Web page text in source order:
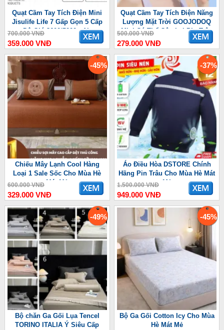
Quạt Cầm Tay Tích Điện Mini
Jisulife Life 7 Gấp Gọn 5 Cấp
Độ Gió 3600/5000mAh
700.000 VNĐ
359.000 VNĐ
Quạt Cầm Tay Tích Điện Năng
Lượng Mặt Trời GOOJODOQ
Mini Có Thể Gập Lại Pin Trâu
3600 mAh
500.000 VNĐ
279.000 VNĐ
-45%
Chiếu Mây Lạnh Cool Hàng
Loại 1 Sale Sốc Cho Mùa Hè
Mát Mẻ
600.000 VNĐ
329.000 VNĐ
-37%
Áo Điều Hòa DSTORE Chính
Hãng Pin Trâu Cho Mùa Hè Mát
Mẻ
1.500.000 VNĐ
949.000 VNĐ
-49%
Bộ chăn Ga Gối Lụa Tencel
TORINO ITALIA Ý Siêu Cấp
-45%
Bộ Ga Gối Cotton Icy Cho Mùa
Hè Mát Mẻ